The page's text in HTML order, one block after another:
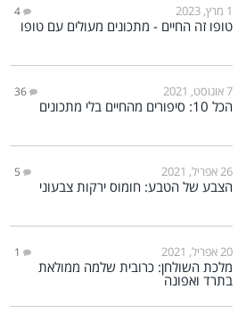
1 מרץ, 2023 4
טופו זה החיים - מתכונים מעולים עם טופו
7 אוגוסט, 2021 36
הכל 10: סיפורים מהחיים בלי מתכונים
26 אפריל, 2021 5
הצבע של הטבע: חומוס ירקות צבעוני
20 אפריל, 2021 1
מלכת השולחן: כרובית שלמה ממולאת
בתרד ואפונה